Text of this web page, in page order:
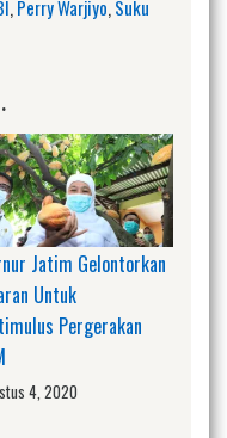
,Perry Warjiyo,Suku
Jatim Gelontorkan
Untuk
Pergerakan
4, 2020